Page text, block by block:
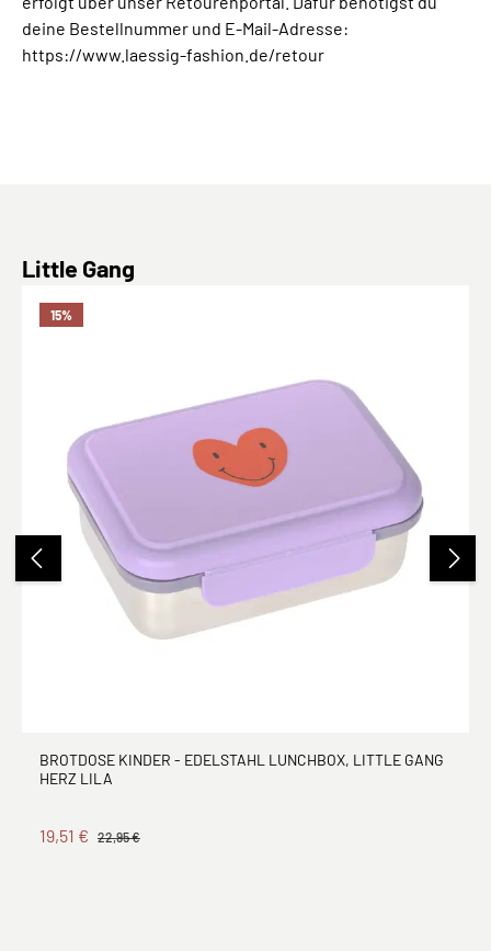
deine Bestellnummer und E-Mail-Adresse:
https://www.laessig-fashion.de/retour
Produktgalerie überspringen
Little Gang
15%
BROTDOSE KINDER - EDELSTAHL LUNCHBOX, LITTLE GANG
HERZ LILA
19,51 € 22,95 €